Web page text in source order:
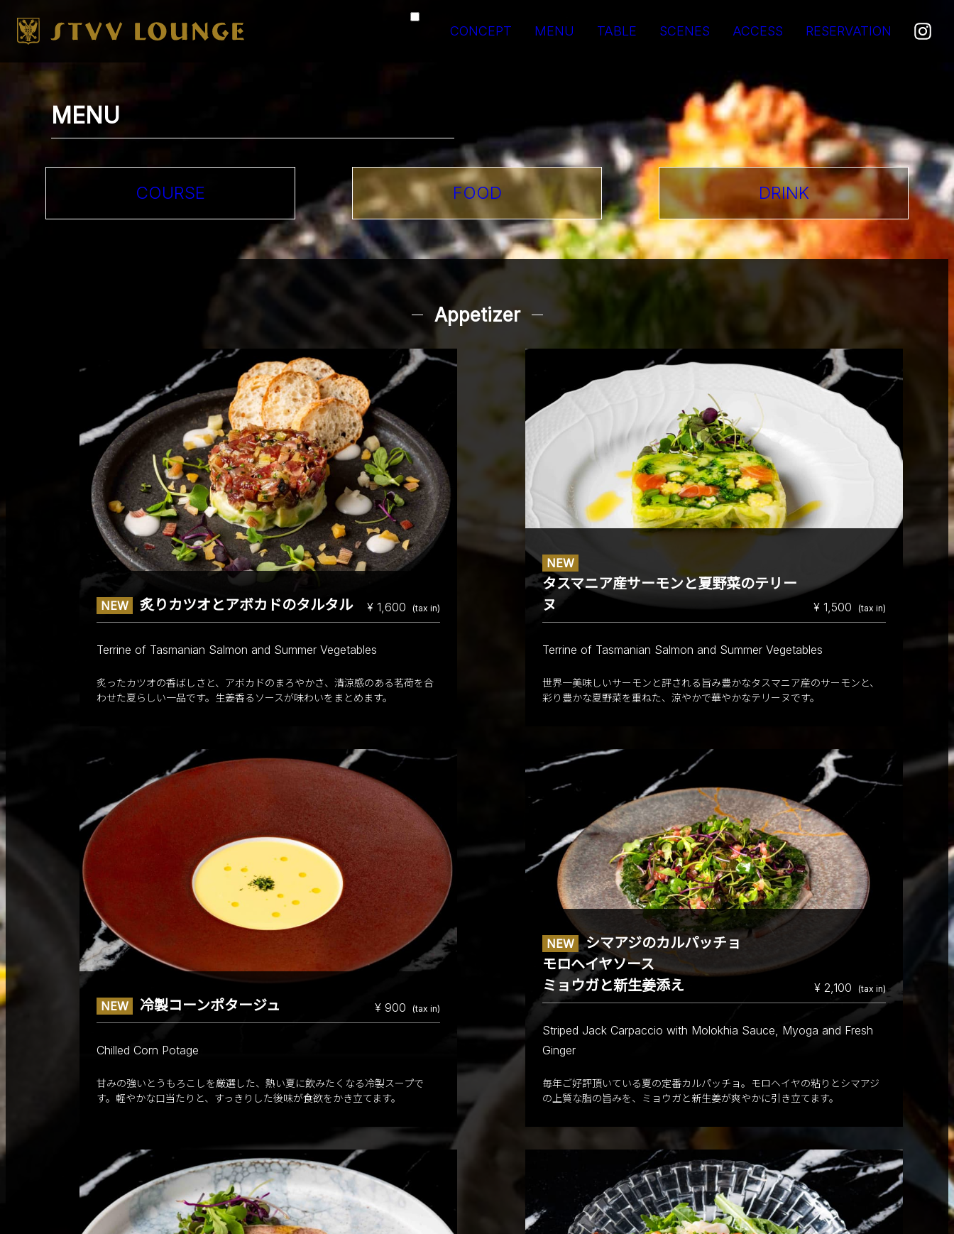
CONCEPT MENU TABLE SCENES ACCESS RESERVATION
MENU
COURSE FOOD DRINK
Appetizer
NEW 炙りカツオとアボカドのタルタル ¥ 1,600 (tax in)
Terrine of Tasmanian Salmon and Summer Vegetables
炙ったカツオの香ばしさと、アボカドのまろやかさ、清涼感のある茗荷を合
わせた夏らしい一品です。生姜香るソースが味わいをまとめます。
NEW
タスマニア産サーモンと夏野菜のテリー
ヌ
¥ 1,500 (tax in)
Terrine of Tasmanian Salmon and Summer Vegetables
世界一美味しいサーモンと評される旨み豊かなタスマニア産のサーモンと、
彩り豊かな夏野菜を重ねた、涼やかで華やかなテリーヌです。
NEW 冷製コーンポタージュ ¥ 900 (tax in)
Chilled Corn Potage
甘みの強いとうもろこしを厳選した、熱い夏に飲みたくなる冷製スープで
す。軽やかな口当たりと、すっきりした後味が食欲をかき立てます。
NEW シマアジのカルパッチョ
モロヘイヤソース
ミョウガと新生姜添え
¥ 2,100 (tax in)
Striped Jack Carpaccio with Molokhia Sauce, Myoga and Fresh
Ginger
毎年ご好評頂いている夏の定番カルパッチョ。モロヘイヤの粘りとシマアジ
の上質な脂の旨みを、ミョウガと新生姜が爽やかに引き立てます。